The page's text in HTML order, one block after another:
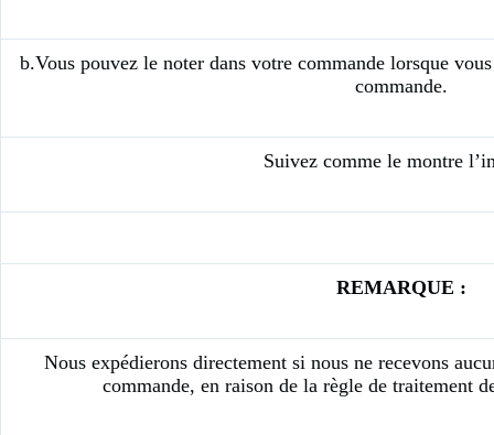
b.Vous pouvez le noter dans votre commande lorsque
commande.
Suivez comme le montre
REMARQUE :
Nous expédierons directement si nous ne recevons
commande, en raison de la règle de traitement